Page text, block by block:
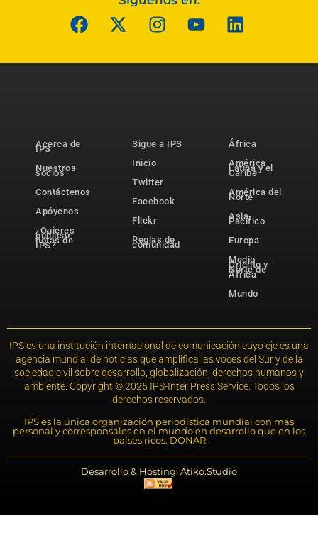
Acerca de
IPS
Nuestros
socios
Contáctenos
Apóyenos
¿Quieres
publicar
notas de
IPS?
Sigue a IPS
Inicio
Twitter
Facebook
Flickr
Reglas de
comunidad
África
América
Latina y el
Caribe
América del
Norte
Asia-
Pacífico
Europa
Medio
Oriente y
Norte de
África
Mundo
IPS es una institución internacional de comunicación cuyo eje es una
agencia mundial de noticias que amplifica las voces del Sur y de la
sociedad civil sobre desarrollo, globalización, derechos humanos y
ambiente. Copyright © 2025 IPS-Inter Press Service. Todos los
derechos reservados.
IPS es la única organización periodística mundial con más
personal y corresponsales en el mundo en desarrollo que en los
países ricos. DONAR
Desarrollo & Hosting: Atiko.Studio